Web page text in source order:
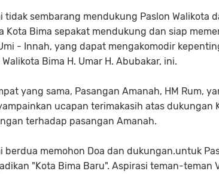
tidak sembarang mendukung Paslon Walikota
Kota Bima sepakat mendukung dan siap
- Innah, yang dapat mengakomodir
Walikota Bima H. Umar H. Abubakar, ini.
yang sama, Pasangan Amanah, HM Rum,
ucapan terimakasih atas dukungan
terhadap pasangan Amanah.
berdua memohon Doa dan dukungan.untuk
"Kota Bima Baru". Aspirasi teman-teman